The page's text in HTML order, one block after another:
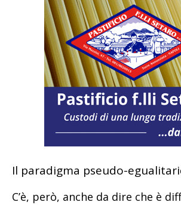
Il paradigma pseudo-
C’è, però, anche da dire che è